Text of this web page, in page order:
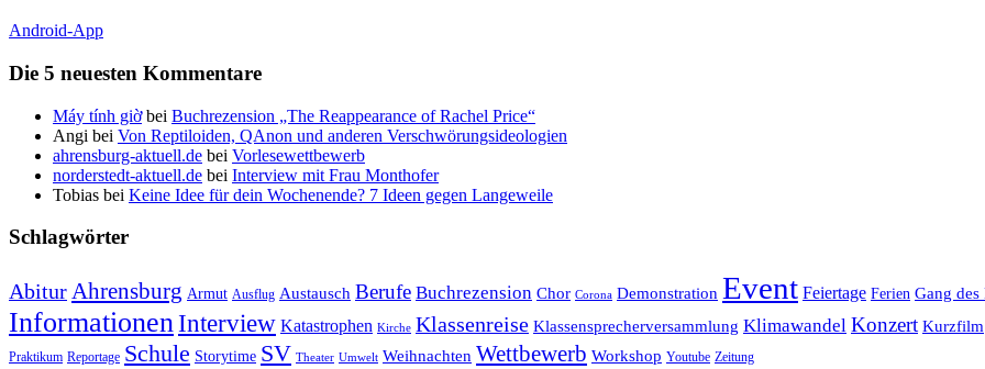
Android-App
Die 5 neuesten Kommentare
Máy tính giờbei Buchrezension „The Reappearance of Rachel Price“
Angi bei Von Reptiloiden, QAnon und anderen Verschwörungsideologien
ahrensburg-aktuell.de bei Vorlesewettbewerb
norderstedt-aktuell.de bei Interview mit Frau Monthofer
Tobias bei Keine Idee für dein Wochenende? 7 Ideen gegen Langeweile
Schlagwörter
AbiturAhrensburg Armut Ausflug Austausch Berufe Buchrezension Chor Corona Demonstration Event Feiertage Ferien Gang des
InformationenInterview Katastrophen Kirche Klassenreise Klassensprecherversammlung Klimawandel Konzert Kurzfilm
Praktikum Reportage Schule Storytime SV Theater Umwelt Weihnachten Wettbewerb Workshop Youtube Zeitung